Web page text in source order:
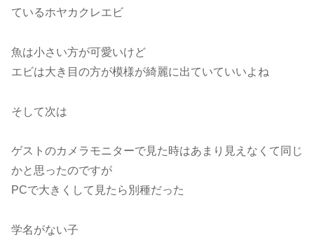
ているホヤカクレエビ
魚は小さい方が可愛いけど
エビは大き目の方が模様が綺麗に出ていていいよね
そして次は
ゲストのカメラモニターで見た時はあまり見えなくて同じ
かと思ったのですが
PCで大きくして見たら別種だった
学名がない子